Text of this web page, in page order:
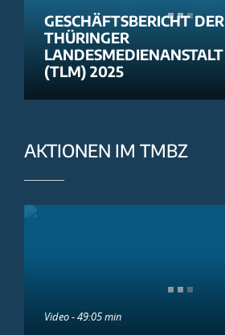
GESCHÄFTSBERICHT DER
THÜRINGER
LANDESMEDIENANSTALT
(TLM) 2025
AKTIONEN IM TMBZ
Video - 49:05 min